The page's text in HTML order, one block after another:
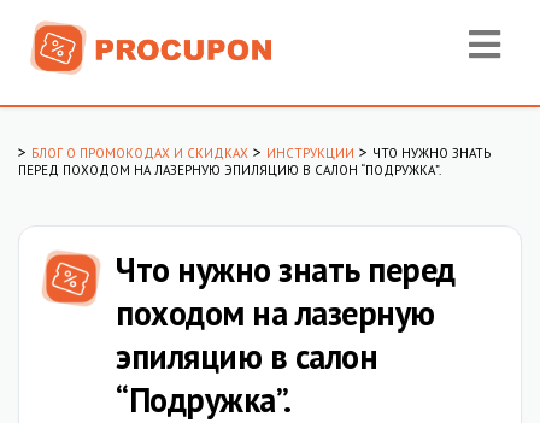
> БЛОГ О ПРОМОКОДАХ И СКИДКАХ > ИНСТРУКЦИИ > ЧТО НУЖНО ЗНАТЬ
ПЕРЕД ПОХОДОМ НА ЛАЗЕРНУЮ ЭПИЛЯЦИЮ В САЛОН “ПОДРУЖКА”.
Что нужно знать перед
походом на лазерную
эпиляцию в салон
“Подружка”.